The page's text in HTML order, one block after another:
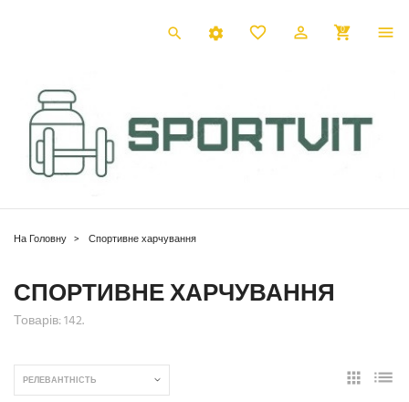
0
На Головну Спортивне харчування
СПОРТИВНЕ ХАРЧУВАННЯ
Товарів: 142.
РЕЛЕВАНТНІСТЬ